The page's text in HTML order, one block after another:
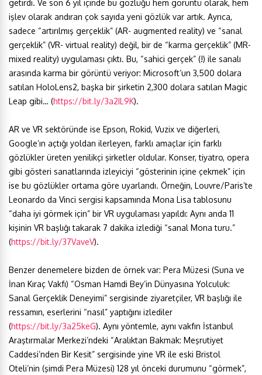
getirdi. Ve son 6 yıl içinde bu gözlüğü hem görüntü olarak, hem
işlev olarak andıran çok sayıda yeni gözlük var artık. Ayrıca,
sadece “artırılmış gerçeklik” (AR- augmented reality) ve “sanal
gerçeklik” (VR- virtual reality) değil, bir de “karma gerçeklik” (MR-
mixed reality) uygulaması çıktı. Bu, “sahici gerçek” (!) ile sanalı
arasında karma bir görüntü veriyor: Microsoft’un 3,500 dolara
satılan HoloLens2, başka bir şirketin 2,300 dolara satılan Magic
Leap gibi… (https://bit.ly/3a2IL9K).
AR ve VR sektöründe ise Epson, Rokid, Vuzix ve diğerleri,
Google’ın açtığı yoldan ilerleyen, farklı amaçlar için farklı
gözlükler üreten yenilikçi şirketler oldular. Konser, tiyatro, opera
gibi gösteri sanatlarında izleyiciyi “gösterinin içine çekmek” için
ise bu gözlükler ortama göre uyarlandı. Örneğin, Louvre/Paris’te
Leonardo da Vinci sergisi kapsamında Mona Lisa tablosunu
“daha iyi görmek için” bir VR uygulaması yapıldı: Aynı anda 11
kişinin VR başlığı takarak 7 dakika izlediği “sanal Mona turu.”
(https://bit.ly/37VaveV).
Benzer denemelere bizden de örnek var: Pera Müzesi (Suna ve
İnan Kıraç Vakfı) “Osman Hamdi Bey’in Dünyasına Yolculuk:
Sanal Gerçeklik Deneyimi” sergisinde ziyaretçiler, VR başlığı ile
ressamın, eserlerini “nasıl” yaptığını izlediler
(https://bit.ly/3a25keG). Aynı yöntemle, aynı vakfın İstanbul
Araştırmalar Merkezi’ndeki “Aralıktan Bakmak: Meşrutiyet
Caddesi’nden Bir Kesit” sergisinde yine VR ile eski Bristol
Oteli’nin (şimdi Pera Müzesi) 128 yıl önceki durumunu “görmek”,